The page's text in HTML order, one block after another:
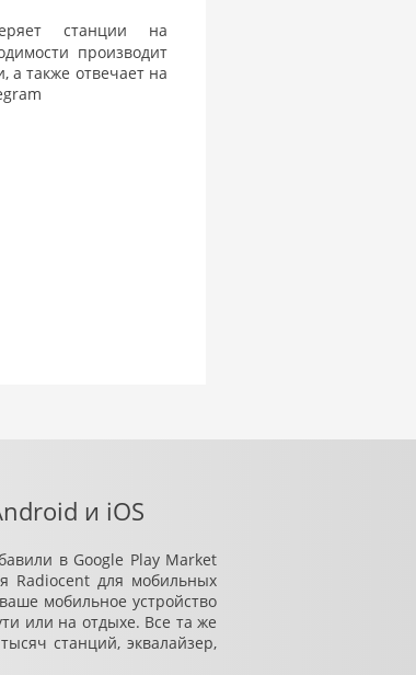
станции на
производит
а также отвечает на
и iOS
в Google Play Market
Radiocent для мобильных
мобильное устройство
или на отдыхе. Все та же
станций, эквалайзер,